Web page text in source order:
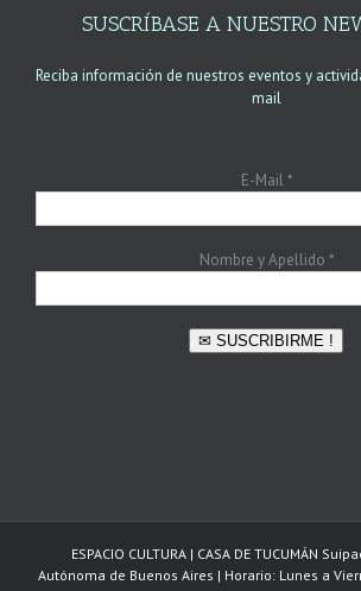
SUSCRÍBASE A NUESTRO
Reciba información de nuestros eventos y
mail
E-Mail*
Nombre y Apellido *
✉ SUSCRIBIRME !
ESPACIO CULTURA | CASA DE TUCUMÁN
Autónoma de Buenos Aires | Horario: Lunes a